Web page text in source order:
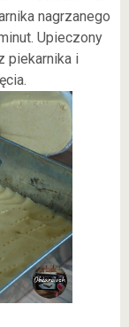
nagrzanego
Upieczony
piekarnika i